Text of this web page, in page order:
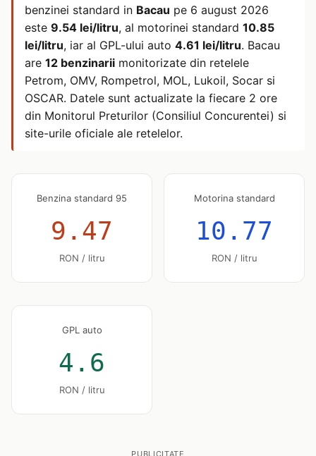
benzinei standard in Bacau pe 6 august 2026
este 9.54 lei/litru, al motorinei standard 10.85
lei/litru, iar al GPL-ului auto 4.61 lei/litru. Bacau
are 12 benzinarii monitorizate din retelele
Petrom, OMV, Rompetrol, MOL, Lukoil, Socar si
OSCAR. Datele sunt actualizate la fiecare 2 ore
din Monitorul Preturilor (Consiliul Concurentei) si
site-urile oficiale ale retelelor.
Benzina standard 95
9.47
RON / litru
Motorina standard
10.77
RON / litru
GPL auto
4.6
RON / litru
PUBLICITATE